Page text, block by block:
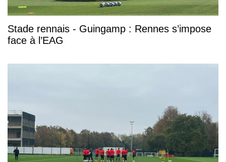
Stade rennais - Guingamp : Rennes s’impose
face à l’EAG